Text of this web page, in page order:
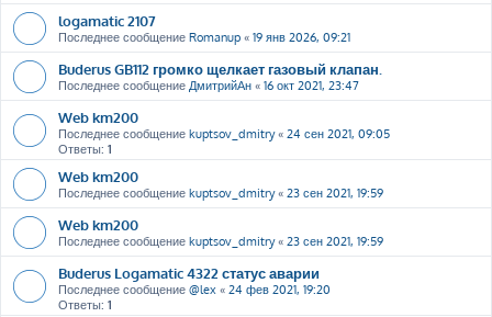
logamatic 2107
Последнее сообщение Romanup « 19 янв 2026, 09:21
Buderus GB112 громко щелкает газовый клапан.
Последнее сообщение ДмитрийАн « 16 окт 2021, 23:47
Web km200
Последнее сообщение kuptsov_dmitry« 24 сен 2021, 09:05
Ответы: 1
Web km200
Последнее сообщение kuptsov_dmitry« 23 сен 2021, 19:59
Web km200
Последнее сообщение kuptsov_dmitry« 23 сен 2021, 19:59
Buderus Logamatic 4322 статус аварии
Последнее сообщение @lex « 24 фев 2021, 19:20
Ответы: 1